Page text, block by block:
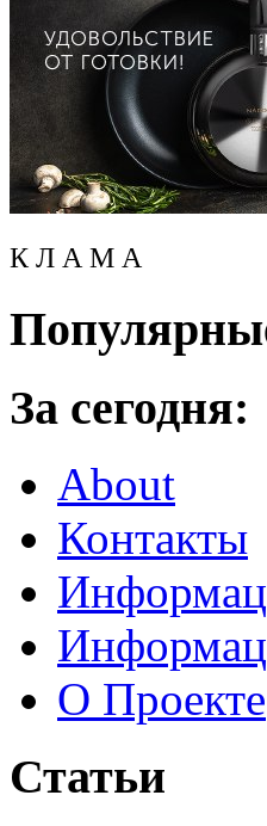
К Л А М А
За сегодня:
About
Контакты
О Проекте
Статьи